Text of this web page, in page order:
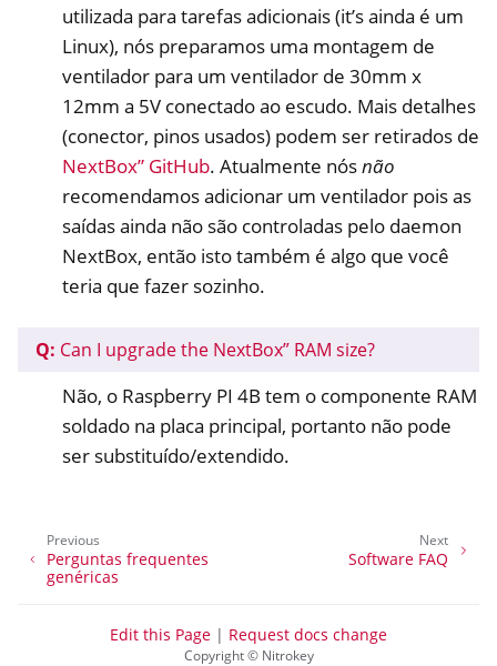
utilizada para tarefas adicionais (it’s ainda é um
Linux), nós preparamos uma montagem de
ventilador para um ventilador de 30mm x
12mm a 5V conectado ao escudo. Mais detalhes
(conector, pinos usados) podem ser retirados de
NextBox” GitHub. Atualmente nósnão
recomendamos adicionar um ventilador pois as
saídas ainda não são controladas pelo daemon
NextBox, então isto também é algo que você
teria que fazer sozinho.
Q: Can I upgrade the NextBox” RAM size?
Não, o Raspberry PI 4B tem o componente RAM
soldado na placa principal, portanto não pode
ser substituído/extendido.
Next
Software FAQ
Previous
Perguntas frequentes
genéricas
Copyright © Nitrokey
Edit this Page | Request docs change